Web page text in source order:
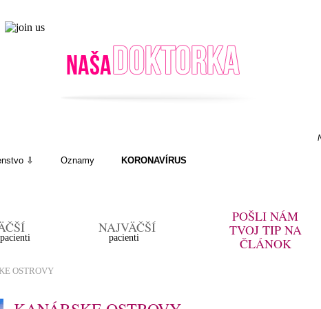
⇩ Oznamy KORONAVÍRUS
pacienti
NAJVÄČŠÍ
pacienti
OSTROVY
POŠLI NÁM
TVOJ TIPNA
ČLÁNOK